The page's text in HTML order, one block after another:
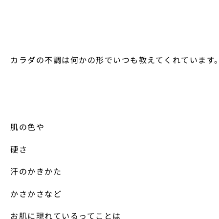
カラダの不調は何かの形でいつも教えてくれています
肌の色や
硬さ
汗のかきかた
かさかさなど
お肌に現れているってことは